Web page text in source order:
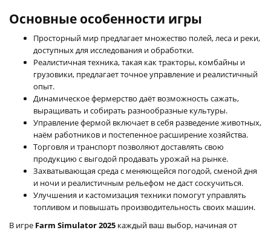
Основные особенности игры
Просторный мир предлагает множество полей, леса и реки,
доступных для исследования и обработки.
Реалистичная техника, такая как тракторы, комбайны и
грузовики, предлагает точное управление и реалистичный
опыт.
Динамическое фермерство даёт возможность сажать,
выращивать и собирать разнообразные культуры.
Управление фермой включает в себя разведение животных,
наём работников и постепенное расширение хозяйства.
Торговля и транспорт позволяют доставлять свою
продукцию с выгодой продавать урожай на рынке.
Захватывающая среда с меняющейся погодой, сменой дня
и ночи и реалистичным рельефом не даст соскучиться.
Улучшения и кастомизация техники помогут управлять
топливом и повышать производительность своих машин.
В игре Farm Simulator 2025 каждый ваш выбор, начиная от